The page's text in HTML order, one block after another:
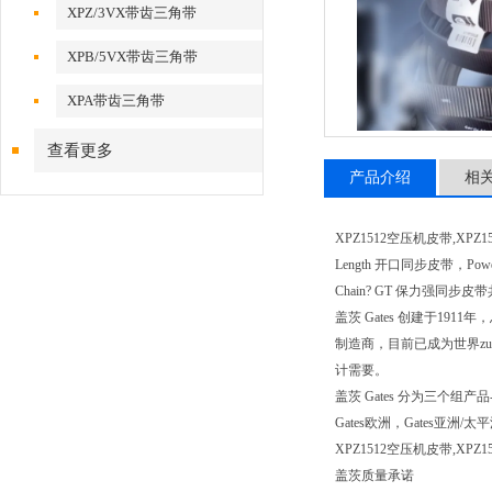
XPZ/3VX带齿三角带
XPB/5VX带齿三角带
XPA带齿三角带
查看更多
产品介绍 相
XPZ1512空压机皮带
Length 开口同步皮带，
Chain? GT 保力强同步皮
盖茨 Gates 创建于1911年
制造商，目前已成为世界
计需要。
盖茨 Gates 分为三个组产
Gates欧洲，Gates亚洲/太
XPZ1512空压机皮带
盖茨质量承诺